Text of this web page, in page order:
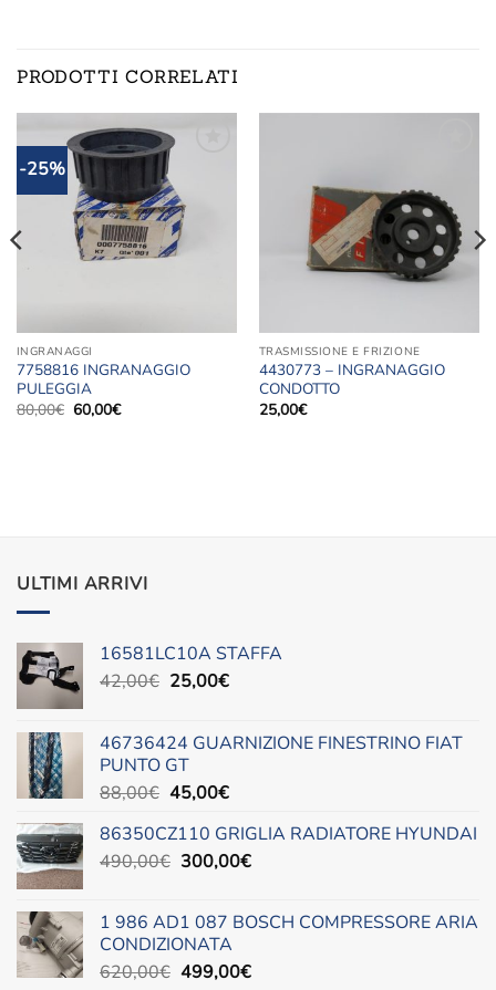
PRODOTTI CORRELATI
-25%
desideri
INGRANAGGI
7758816 INGRANAGGIO
PULEGGIA
80,00€ Il
prezzo
60,00€Il
dei
desideri
TRASMISSIONE E FRIZIONE
4430773 – INGRANAGGIO
CONDOTTO
25,00€
ULTIMI ARRIVI
16581LC10A STAFFA
42,00€ Il
era:
42,00€.
25,00€Il
è:
46736424 GUARNIZIONE FINESTRINO FIAT
PUNTO GT
88,00€ Il
originale
era:
45,00€Il
attuale
è:
86350CZ110 GRIGLIA RADIATORE HYUNDAI
490,00€ Il
era:
490,00€.
300,00€Il
è:
1 986 AD1 087 BOSCH COMPRESSORE ARIA
CONDIZIONATA
620,00€ Il
499,00€Il